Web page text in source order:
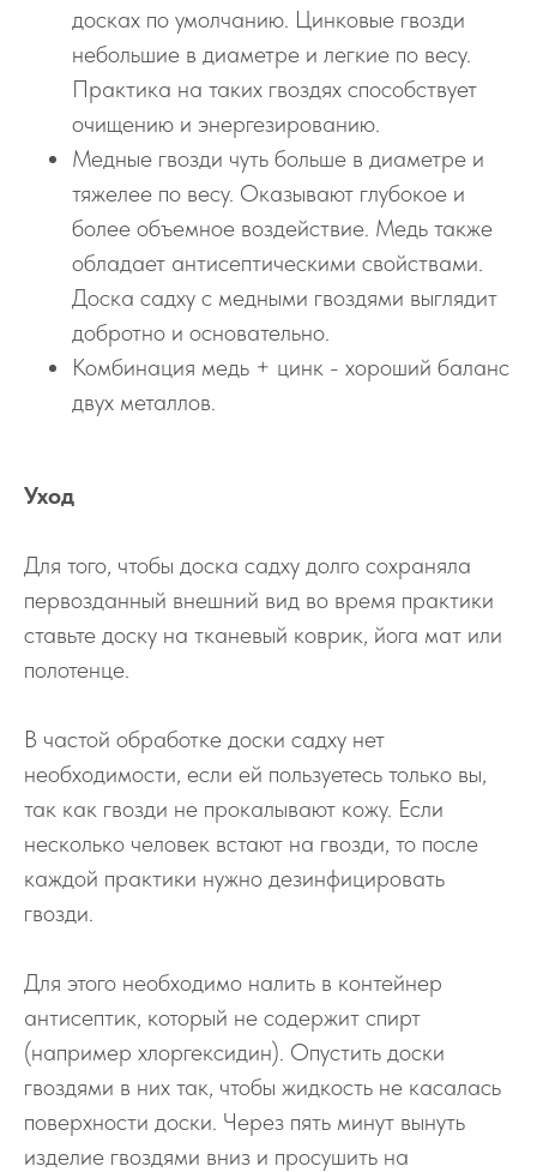
досках по умолчанию. Цинковые гвозди
небольшие в диаметре и легкие по весу.
Практика на таких гвоздях способствует
очищению и энергезированию.
Медные гвозди чуть больше в диаметре и
тяжелее по весу. Оказывают глубокое и
более объемное воздействие. Медь также
обладает антисептическими свойствами.
Доска садху с медными гвоздями выглядит
добротно и основательно.
Комбинация медь + цинк - хороший баланс
двух металлов.
Уход
Для того, чтобы доска садху долго сохраняла
первозданный внешний вид во время практики
ставьте доску на тканевый коврик, йога мат или
полотенце.
В частой обработке доски садху нет
необходимости, если ей пользуетесь только вы,
так как гвозди не прокалывают кожу. Если
несколько человек встают на гвозди, то после
каждой практики нужно дезинфицировать
гвозди.
Для этого необходимо налить в контейнер
антисептик, который не содержит спирт
(например хлоргексидин). Опустить доски
гвоздями в них так, чтобы жидкость не касалась
поверхности доски. Через пять минут вынуть
изделие гвоздями вниз и просушить на